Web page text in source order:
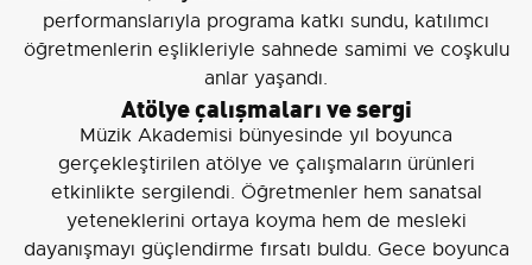
performanslarıyla programa katkı sundu, katılımcı
öğretmenlerin eşlikleriyle sahnede samimi ve coşkulu
anlar yaşandı.
Atölye çalışmaları ve sergi
Müzik Akademisi bünyesinde yıl boyunca
gerçekleştirilen atölye ve çalışmaların ürünleri
etkinlikte sergilendi. Öğretmenler hem sanatsal
yeteneklerini ortaya koyma hem de mesleki
dayanışmayı güçlendirme fırsatı buldu. Gece boyunca